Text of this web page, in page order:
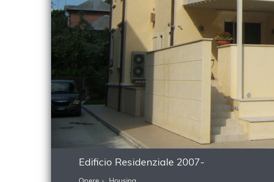
Edificio Residenziale 2007-